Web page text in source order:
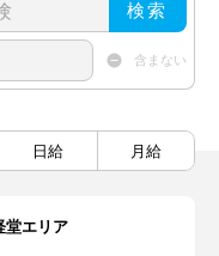
検索
含まない
日給 月給
堂エリア